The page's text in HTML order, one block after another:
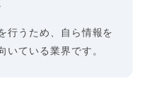
行うため、自ら情報を
いている業界です。